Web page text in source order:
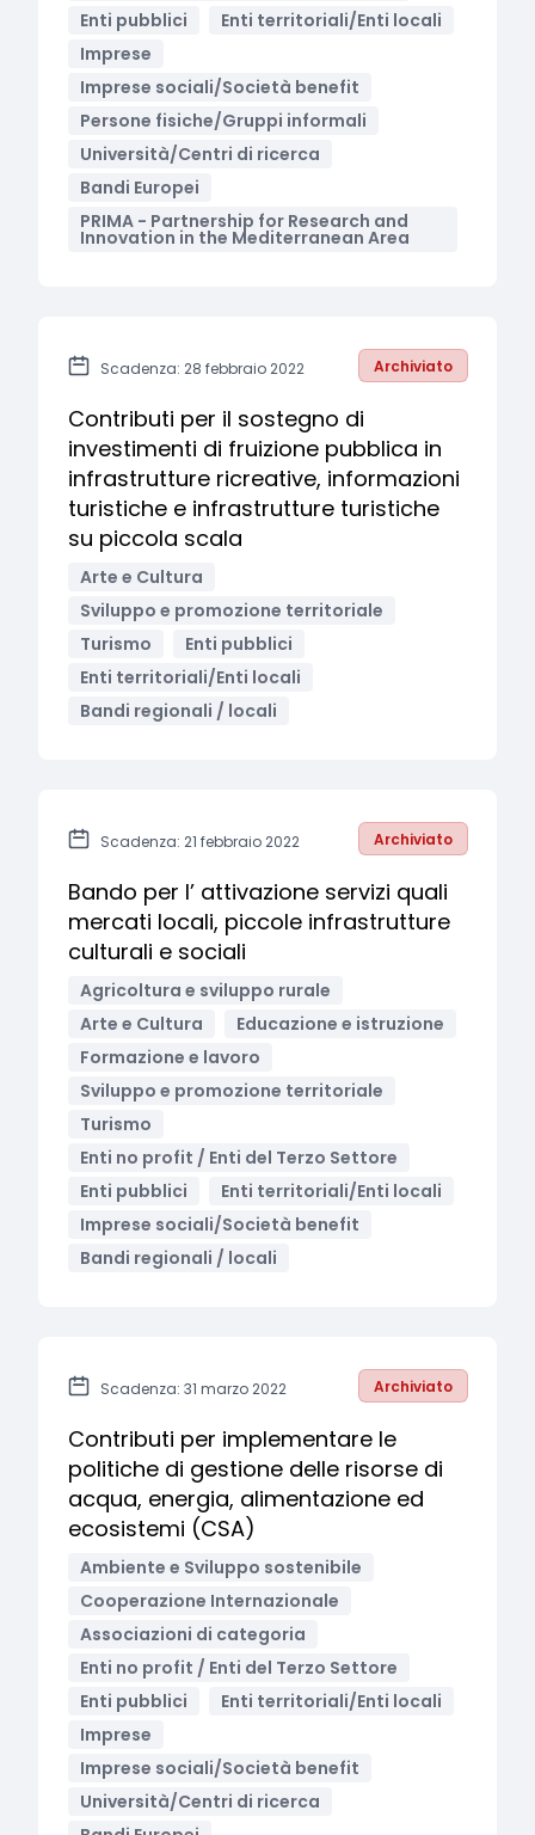
Enti pubblici
Enti territoriali/Enti locali
Imprese
Imprese sociali/Società benefit
Persone fisiche/Gruppi informali
Università/Centri di ricerca
Bandi Europei
PRIMA - Partnership for Research and
Innovation in the Mediterranean Area
Scadenza: 28 febbraio 2022 Archiviato
Contributi per il sostegno di
investimenti di fruizione pubblica in
infrastrutture ricreative, informazioni
turistiche e infrastrutture turistiche
su piccola scala
Arte e Cultura
Sviluppo e promozione territoriale
Turismo
Enti pubblici
Enti territoriali/Enti locali
Bandi regionali / locali
Scadenza: 21 febbraio 2022 Archiviato
Bando per l’ attivazione servizi quali
mercati locali, piccole infrastrutture
culturali e sociali
Agricoltura e sviluppo rurale
Arte e Cultura
Educazione e istruzione
Formazione e lavoro
Sviluppo e promozione territoriale
Turismo
Enti no profit / Enti del Terzo Settore
Enti pubblici
Enti territoriali/Enti locali
Imprese sociali/Società benefit
Bandi regionali / locali
Scadenza: 31 marzo 2022 Archiviato
Contributi per implementare le
politiche di gestione delle risorse di
acqua, energia, alimentazione ed
ecosistemi (CSA)
Ambiente e Sviluppo sostenibile
Cooperazione Internazionale
Associazioni di categoria
Enti no profit / Enti del Terzo Settore
Enti pubblici
Enti territoriali/Enti locali
Imprese
Imprese sociali/Società benefit
Università/Centri di ricerca